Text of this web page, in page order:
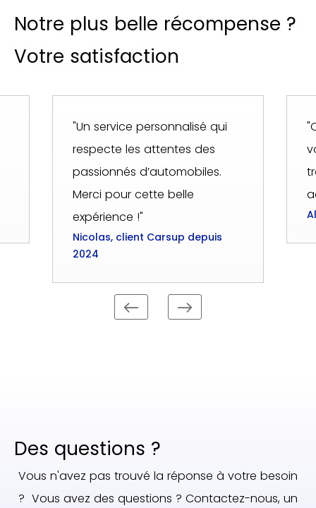
Notre plus belle récompense ?
Votre satisfaction
"Un service personnalisé qui
respecte les attentes des
passionnés d’automobiles.
Merci pour cette belle
expérience !"
Nicolas, client Carsup depuis
2024
Des questions ?
Vous n'avez pas trouvé la réponse à votre besoin
? Vous avez des questions ? Contactez-nous, un